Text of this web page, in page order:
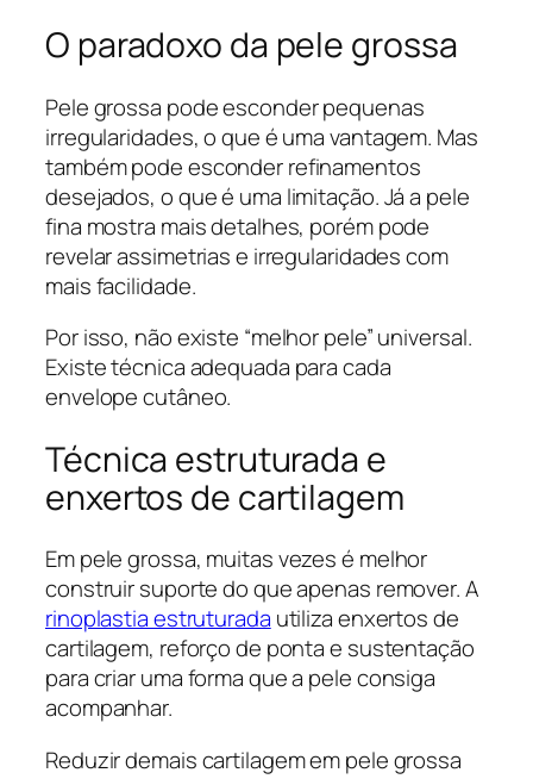
O paradoxo da pele grossa
Pele grossa pode esconder pequenas
irregularidades, o que é uma vantagem. Mas
também pode esconder refinamentos
desejados, o que é uma limitação. Já a pele
fina mostra mais detalhes, porém pode
revelar assimetrias e irregularidades com
mais facilidade.
Por isso, não existe “melhor pele” universal.
Existe técnica adequada para cada
envelope cutâneo.
Técnica estruturada e
enxertos de cartilagem
Em pele grossa, muitas vezes é melhor
construir suporte do que apenas remover. A
rinoplastia estruturada utiliza enxertos de
cartilagem, reforço de ponta e sustentação
para criar uma forma que a pele consiga
acompanhar.
Reduzir demais cartilagem em pele grossa